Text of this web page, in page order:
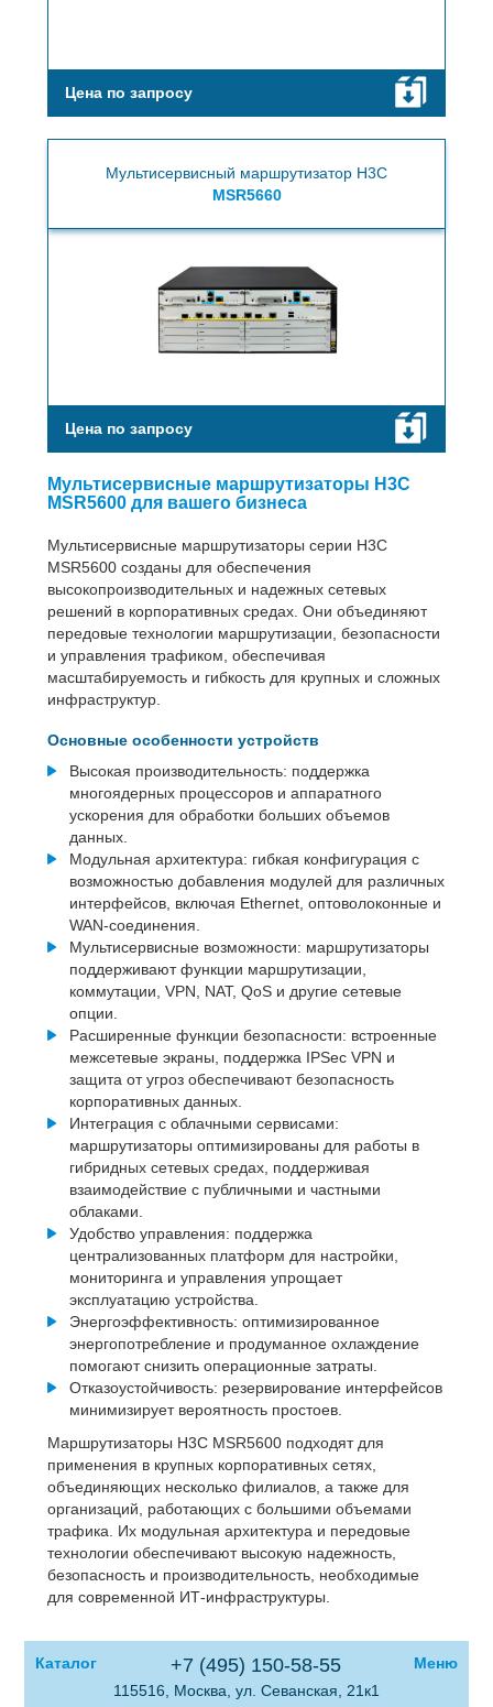
Цена по запросу
Мультисервисный маршрутизатор H3C
MSR5660
Цена по запросу
Мультисервисные маршрутизаторы H3C
MSR5600 для вашего бизнеса
Мультисервисные маршрутизаторы серии H3C
MSR5600 созданы для обеспечения
высокопроизводительных и надежных сетевых
решений в корпоративных средах. Они объединяют
передовые технологии маршрутизации, безопасности
и управления трафиком, обеспечивая
масштабируемость и гибкость для крупных и сложных
инфраструктур.
Основные особенности устройств
Высокая производительность: поддержка
многоядерных процессоров и аппаратного
ускорения для обработки больших объемов
данных.
Модульная архитектура: гибкая конфигурация с
возможностью добавления модулей для различных
интерфейсов, включая Ethernet, оптоволоконные и
WAN-соединения.
Мультисервисные возможности: маршрутизаторы
поддерживают функции маршрутизации,
коммутации, VPN, NAT, QoS и другие сетевые
опции.
Расширенные функции безопасности: встроенные
межсетевые экраны, поддержка IPSec VPN и
защита от угроз обеспечивают безопасность
корпоративных данных.
Интеграция с облачными сервисами:
маршрутизаторы оптимизированы для работы в
гибридных сетевых средах, поддерживая
взаимодействие с публичными и частными
облаками.
Удобство управления: поддержка
централизованных платформ для настройки,
мониторинга и управления упрощает
эксплуатацию устройства.
Энергоэффективность: оптимизированное
энергопотребление и продуманное охлаждение
помогают снизить операционные затраты.
Отказоустойчивость: резервирование интерфейсов
минимизирует вероятность простоев.
Маршрутизаторы H3C MSR5600 подходят для
применения в крупных корпоративных сетях,
объединяющих несколько филиалов, а также для
организаций, работающих с большими объемами
трафика. Их модульная архитектура и передовые
технологии обеспечивают высокую надежность,
безопасность и производительность, необходимые
для современной ИТ-инфраструктуры.
Каталог +7 (495) 150-58-55
Меню
115516, Москва, ул. Севанская, 21к1